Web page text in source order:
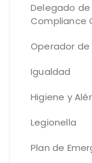
Delegado
Compliance
Operador de
Igualdad
Higiene y
Legionella
Plan de